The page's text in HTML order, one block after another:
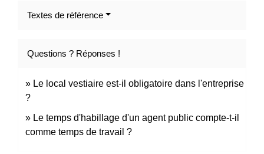
Textes de référence
Questions ? Réponses !
Le local vestiaire est-il obligatoire dans l'entreprise
?
Le temps d'habillage d'un agent public compte-t-il
comme temps de travail ?